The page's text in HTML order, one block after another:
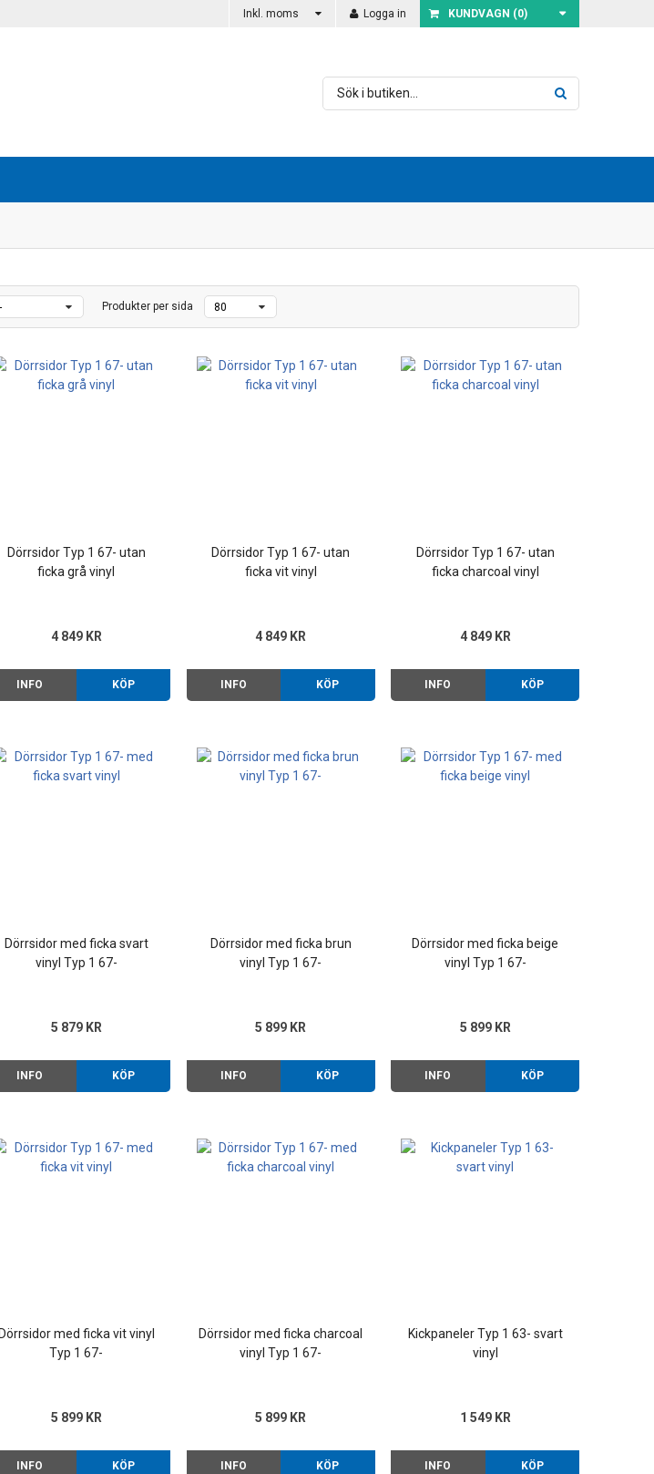
Inkl. moms Logga in KUNDVAGN (0)
Produkter per sida
Dörrsidor Typ 1 67- utan
ficka grå vinyl
4 849 KR
INFO KÖP
Dörrsidor Typ 1 67- utan
ficka vit vinyl
4 849 KR
INFO KÖP
Dörrsidor Typ 1 67- utan
ficka charcoal vinyl
4 849 KR
INFO KÖP
Dörrsidor med ficka svart
vinyl Typ 1 67-
5 879 KR
INFO KÖP
Dörrsidor med ficka brun
vinyl Typ 1 67-
5 899 KR
INFO KÖP
Dörrsidor med ficka beige
vinyl Typ 1 67-
5 899 KR
INFO KÖP
Dörrsidor med ficka vit vinyl
Typ 1 67-
5 899 KR
INFO KÖP
Dörrsidor med ficka charcoal
vinyl Typ 1 67-
5 899 KR
INFO KÖP
Kickpaneler Typ 1 63- svart
vinyl
1 549 KR
INFO KÖP